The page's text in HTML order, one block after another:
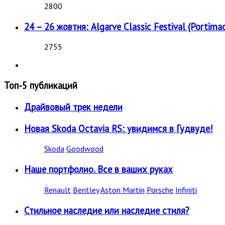
2800
24 – 26 жовтня: Algarve Classic Festival
2755
Топ-5 публикаций
Драйвовый трек недели
Новая Skoda Octavia RS: увидимся в Гудвуде!
Skoda Goodwood
Наше портфолио. Все в ваших руках
Renault BentleyAston Martin Porsche Infiniti
Стильное наследие или наследие стиля?